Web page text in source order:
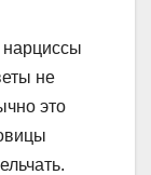
нарциссы
не
это